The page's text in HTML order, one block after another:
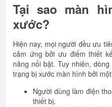
Tại sao màn
xước?
Hiện nay, mọi người đều ưu
cảm ứng bởi ưu điểm thiết
năng nổi bật. Tuy nhiên,
trạng bị xước màn hình bởi
Người dùng làm điện
thiết bị.